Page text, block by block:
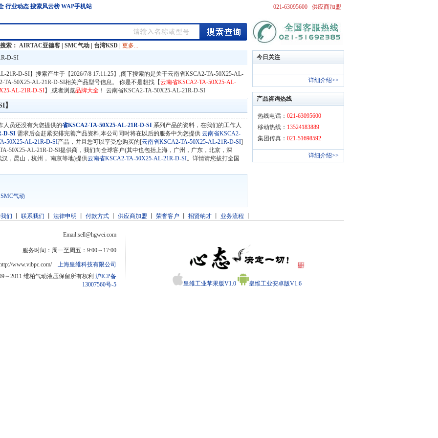
行业动态 搜索风云榜 WAP手机站 供应商加盟
021-63095600
索： AIRTAC亚德客 SMC气动 台湾KSD
更多...
D-SI
21R-D-SI】搜索产生于【2026/7/8 17:11:25】,阁下搜索的是关于云南省KSCA2-TA-50X25-AL-
50X25-AL-21R-D-SI相关产品型号信息。 你是不是想找【云南省KSCA2-TA-50X25-AL-
AL-21R-D-SI】,或者浏览品牌大全 ！ 云南省KSCA2-TA-50X25-AL-21R-D-SI
】
人员还没有为您提供的省KSCA2-TA-50X25-AL-21R-D-SI 系列产品的资料，在我们的工作人
D-SI 需求后会赶紧安排完善产品资料,本公司同时将在以后的服务中为您提供 云南省KSCA2-
50X25-AL-21R-D-SI产品，并且您可以享受您购买的[云南省KSCA2-TA-50X25-AL-21R-D-SI]
50X25-AL-21R-D-SI提供商，我们向全球客户(其中也包括上海，广州，广东，北京，深
，昆山，杭州， 南京等地)提供云南省KSCA2-TA-50X25-AL-21R-D-SI。详情请您拔打全国
SMC气动
今日关注
详细介绍>>
产品咨询热线
热线电话： 021-63095600
移动热线： 13524183889
集团传真： 021-51698592
详细介绍>>
们 联系我们 法律申明 付款方式丨 供应商加盟 荣誉客户 招贤纳才丨 业务流程
Email:sell@hgwei.com
服务时间：周一至周五：9:00～17:00
www.vibpc.com/ 上海皇维科技有限公司
～2011 维柏气动液压保留所有权利 沪ICP备
13007560号-5
皇维工业苹果版V1.0 皇维工业安卓版V1.6